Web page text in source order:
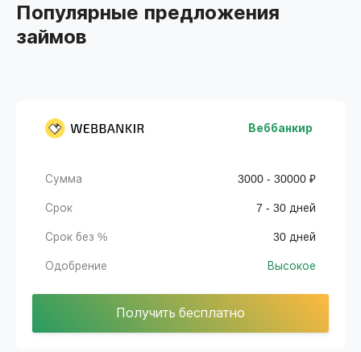
Популярные предложения
займов
Веббанкир
Сумма 3000 - 30000 ₽
Срок 7 - 30 дней
Срок без % 30 дней
Одобрение Высокое
Получить бесплатно